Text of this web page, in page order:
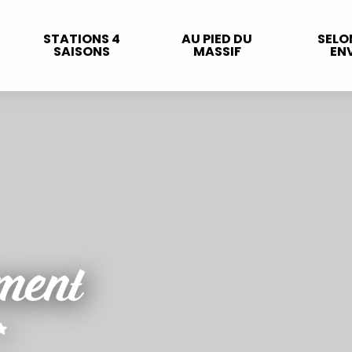
STATIONS 4
SAISONS
AU PIED DU
MASSIF